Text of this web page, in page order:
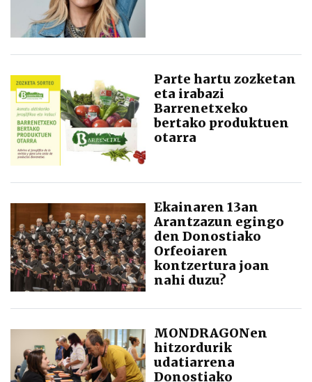
Parte hartu zozketan
eta irabazi
Barrenetxeko
bertako produktuen
otarra
Ekainaren 13an
Arantzazun egingo
den Donostiako
Orfeoiaren
kontzertura joan
nahi duzu?
MONDRAGONen
hitzordurik
udatiarrena
Donostiako